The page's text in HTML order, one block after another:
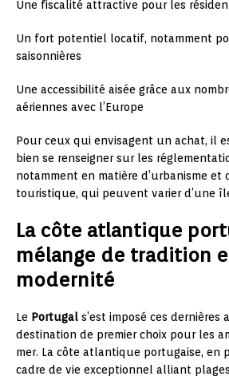
Une fiscalité attractive pour les
Un fort potentiel locatif, notamment
saisonnières
Une accessibilité aisée grâce aux
aériennes avec l’Europe
Pour ceux qui envisagent un achat, il
bien se renseigner sur les
notamment en matière d’urbanisme et
touristique, qui peuvent varier d’une
La côte atlantique
mélange de tradition
modernité
Le Portugal s’est imposé ces dernières
destination de premier choix pour les
mer. La côte atlantique portugaise, en
cadre de vie exceptionnel alliant